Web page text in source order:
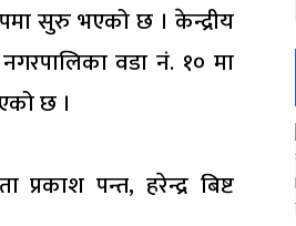
सुरु भएको छ । केन्द्रीय
वडा नं. १० मा
छ ।
पन्त, हरेन्द्र बिष्ट